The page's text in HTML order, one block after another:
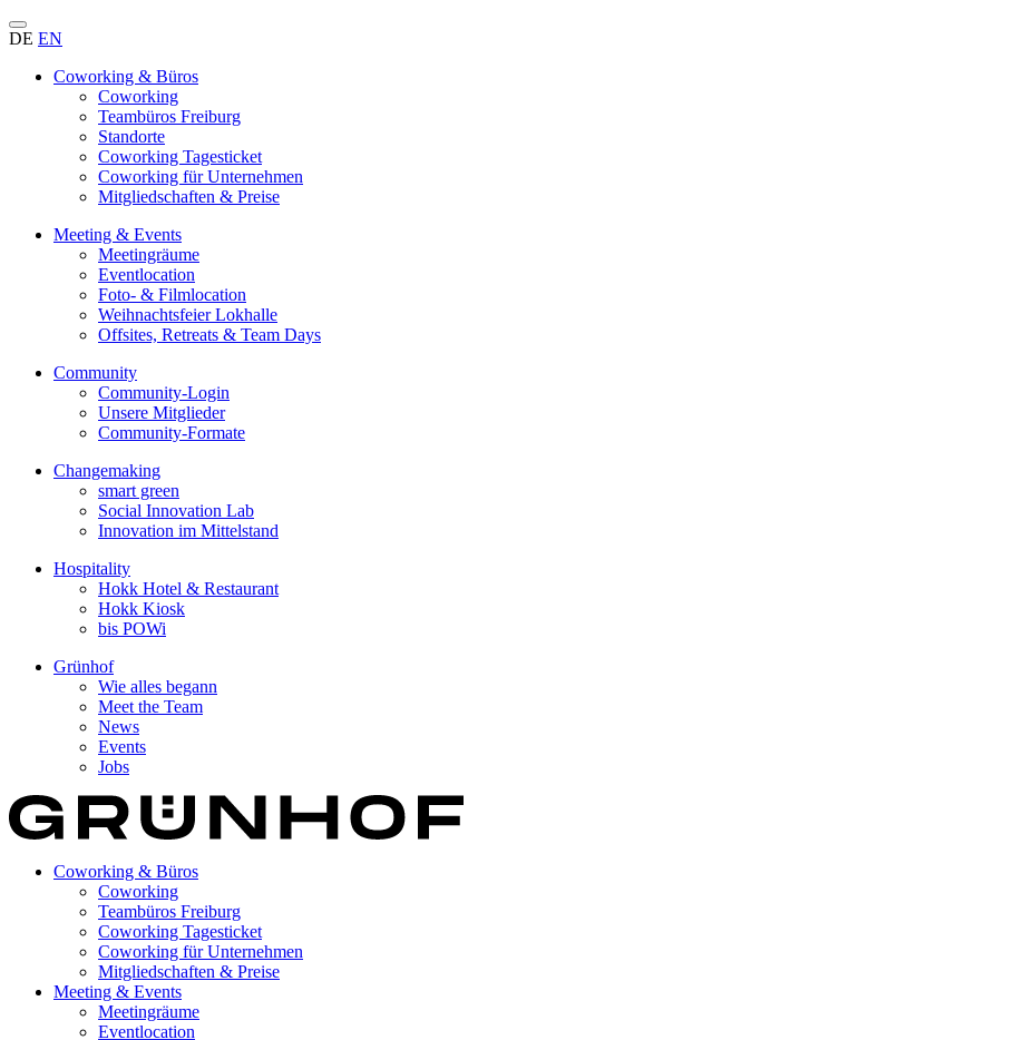
DE EN
Coworking & Büros
Coworking
Teambüros Freiburg
Standorte
Coworking Tagesticket
Coworking für Unternehmen
Mitgliedschaften & Preise
Meeting & Events
Meetingräume
Eventlocation
Foto- & Filmlocation
Weihnachtsfeier Lokhalle
Offsites, Retreats & Team Days
Community
Community-Login
Unsere Mitglieder
Community-Formate
Changemaking
smart green
Social Innovation Lab
Innovation im Mittelstand
Hospitality
Hokk Hotel & Restaurant
Hokk Kiosk
bis POWi
Grünhof
Wie alles begann
Meet the Team
News
Events
Jobs
Coworking & Büros
Coworking
Teambüros Freiburg
Coworking Tagesticket
Coworking für Unternehmen
Mitgliedschaften & Preise
Meeting & Events
Meetingräume
Eventlocation